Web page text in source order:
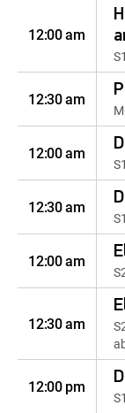
12:00 am
12:30 am
12:00 am
12:30 am
12:00 am
12:30 am
12:00 pm